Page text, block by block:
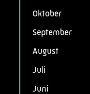
Oktober
September
August
Juli
Juni